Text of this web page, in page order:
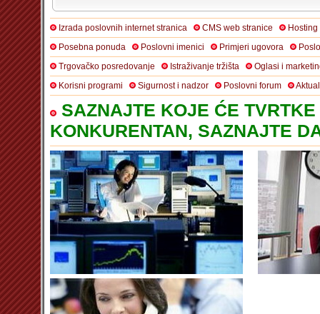
Izrada poslovnih internet stranica CMS web stranice
Posebna ponuda
Poslovni imenici Primjeri ugovora
Trgovačko posredovanje
Istraživanje tržišta
Oglasi i
Korisni programi
Sigurnost i nadzor Poslovni forum
SAZNAJTE KOJE ĆE
KONKURENTAN, SAZNAJTE